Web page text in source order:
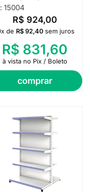
15004
R$ 924,00
comprar
de R$92,40 sem juros
R$ 831,60
à vista no Pix / Boleto